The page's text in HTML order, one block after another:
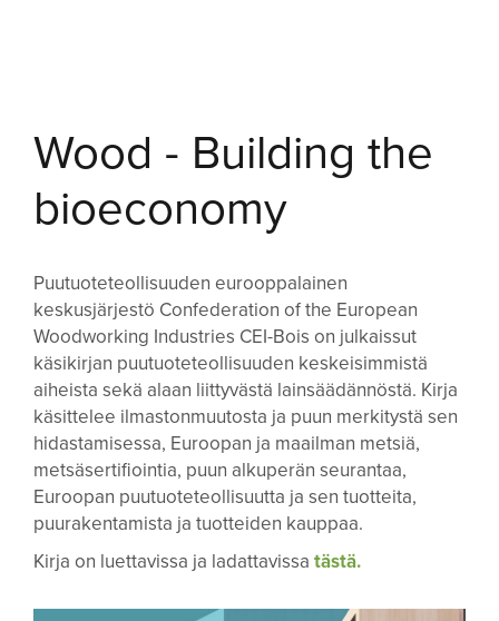
Wood - Building the
bioeconomy
Puutuoteteollisuuden eurooppalainen
keskusjärjestö Confederation of the European
Woodworking Industries CEI-Bois on julkaissut
käsikirjan puutuoteteollisuuden keskeisimmistä
aiheista sekä alaan liittyvästä lainsäädännöstä. Kirja
käsittelee ilmastonmuutosta ja puun merkitystä sen
hidastamisessa, Euroopan ja maailman metsiä,
metsäsertifiointia, puun alkuperän seurantaa,
Euroopan puutuoteteollisuutta ja sen tuotteita,
puurakentamista ja tuotteiden kauppaa.
Kirja on luettavissa ja ladattavissa tästä.